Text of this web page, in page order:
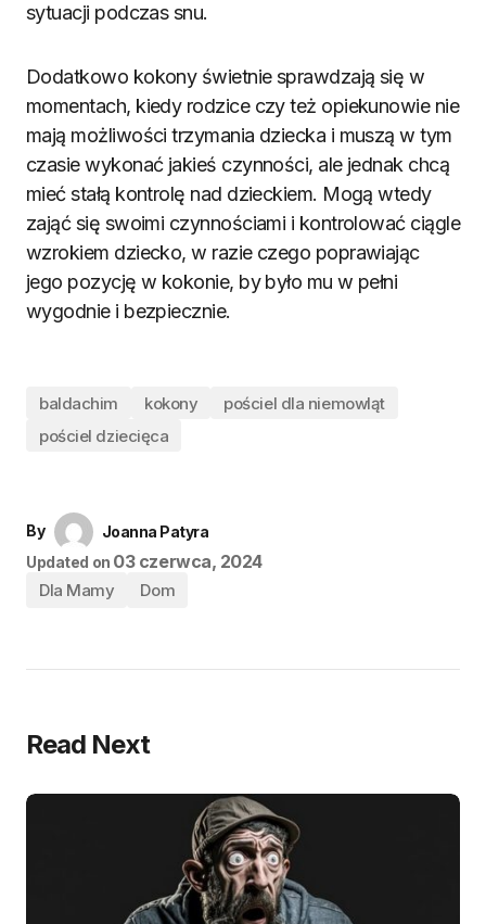
sytuacji podczas snu.
Dodatkowo kokony świetnie sprawdzają się w
momentach, kiedy rodzice czy też opiekunowie nie
mają możliwości trzymania dziecka i muszą w tym
czasie wykonać jakieś czynności, ale jednak chcą
mieć stałą kontrolę nad dzieckiem. Mogą wtedy
zająć się swoimi czynnościami i kontrolować ciągle
wzrokiem dziecko, w razie czego poprawiając
jego pozycję w kokonie, by było mu w pełni
wygodnie i bezpiecznie.
baldachim kokony
pościel dla niemowląt
pościel dziecięca
By
Joanna Patyra
Updated on 03 czerwca, 2024
Dla Mamy Dom
Read Next